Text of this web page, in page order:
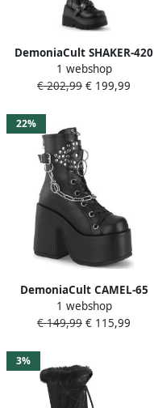
DemoniaCult SHAKER-420
Plateau overknee Laarzen
42 Shoes Zwart
1 webshop
€ 202,99 € 199,99
22%
DemoniaCult CAMEL-65
Plateau Laarzen 41 Shoes
Zwart
1 webshop
€ 149,99 € 115,99
3%